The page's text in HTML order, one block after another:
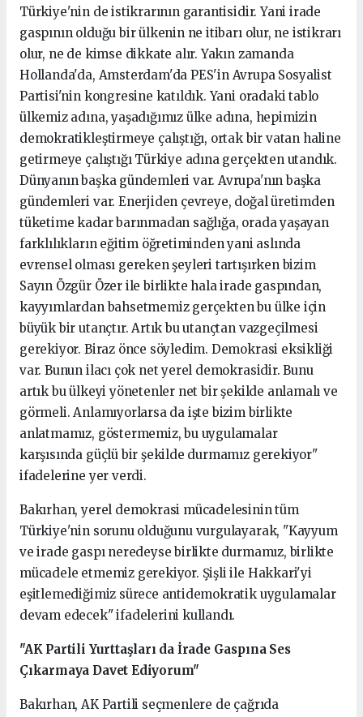
Türkiye'nin de istikrarının garantisidir. Yani irade
gaspının olduğu bir ülkenin ne itibarı olur, ne istikrarı
olur, ne de kimse dikkate alır. Yakın zamanda
Hollanda'da, Amsterdam'da PES'in Avrupa Sosyalist
Partisi'nin kongresine katıldık. Yani oradaki tablo
ülkemiz adına, yaşadığımız ülke adına, hepimizin
demokratikleştirmeye çalıştığı, ortak bir vatan haline
getirmeye çalıştığı Türkiye adına gerçekten utandık.
Dünyanın başka gündemleri var. Avrupa'nın başka
gündemleri var. Enerjiden çevreye, doğal üretimden
tüketime kadar barınmadan sağlığa, orada yaşayan
farklılıkların eğitim öğretiminden yani aslında
evrensel olması gereken şeyleri tartışırken bizim
Sayın Özgür Özer ile birlikte hala irade gaspından,
kayyımlardan bahsetmemiz gerçekten bu ülke için
büyük bir utançtır. Artık bu utançtan vazgeçilmesi
gerekiyor. Biraz önce söyledim. Demokrasi eksikliği
var. Bunun ilacı çok net yerel demokrasidir. Bunu
artık bu ülkeyi yönetenler net bir şekilde anlamalı ve
görmeli. Anlamıyorlarsa da işte bizim birlikte
anlatmamız, göstermemiz, bu uygulamalar
karşısında güçlü bir şekilde durmamız gerekiyor"
ifadelerine yer verdi.
Bakırhan, yerel demokrasi mücadelesinin tüm
Türkiye'nin sorunu olduğunu vurgulayarak, "Kayyum
ve irade gaspı neredeyse birlikte durmamız, birlikte
mücadele etmemiz gerekiyor. Şişli ile Hakkari'yi
eşitlemediğimiz sürece antidemokratik uygulamalar
devam edecek" ifadelerini kullandı.
"AK Partili Yurttaşları da İrade Gaspına Ses
Çıkarmaya Davet Ediyorum"
Bakırhan, AK Partili seçmenlere de çağrıda